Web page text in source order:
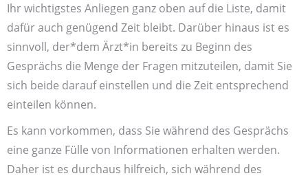
Ihr wichtigstes Anliegen ganz oben auf die Liste, damit
dafür auch genügend Zeit bleibt. Darüber hinaus ist es
sinnvoll, der*dem Ärzt*in bereits zu Beginn des
Gesprächs die Menge der Fragen mitzuteilen, damit Sie
sich beide darauf einstellen und die Zeit entsprechend
einteilen können.
Es kann vorkommen, dass Sie während des Gesprächs
eine ganze Fülle von Informationen erhalten werden.
Daher ist es durchaus hilfreich, sich während des